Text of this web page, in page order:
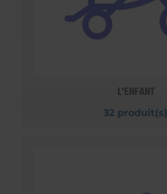
L'ENFANT
32 produit(s)